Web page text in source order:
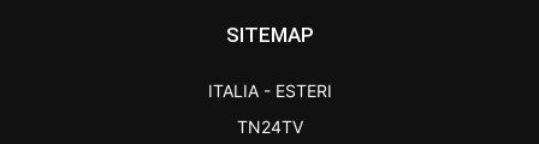
SITEMAP
ITALIA - ESTERI
TN24TV